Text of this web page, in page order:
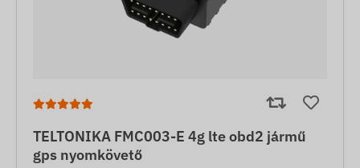
TELTONIKA FMC003-E 4g lte obd2 jármű
gps nyomkövető